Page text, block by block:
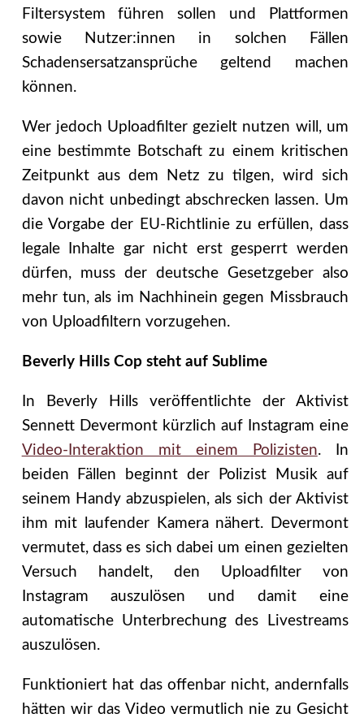
Filtersystem führen sollen und Plattformen
sowie Nutzer:innen in solchen Fällen
Schadensersatzansprüche geltend machen
können.
Wer jedoch Uploadfilter gezielt nutzen will, um
eine bestimmte Botschaft zu einem kritischen
Zeitpunkt aus dem Netz zu tilgen, wird sich
davon nicht unbedingt abschrecken lassen. Um
die Vorgabe der EU-Richtlinie zu erfüllen, dass
legale Inhalte gar nicht erst gesperrt werden
dürfen, muss der deutsche Gesetzgeber also
mehr tun, als im Nachhinein gegen Missbrauch
von Uploadfiltern vorzugehen.
Beverly Hills Cop steht auf Sublime
In Beverly Hills veröffentlichte der Aktivist
Sennett Devermont kürzlich auf Instagram eine
Video-Interaktion mit einem Polizisten. In
beiden Fällen beginnt der Polizist Musik auf
seinem Handy abzuspielen, als sich der Aktivist
ihm mit laufender Kamera nähert. Devermont
vermutet, dass es sich dabei um einen gezielten
Versuch handelt, den Uploadfilter von
Instagram auszulösen und damit eine
automatische Unterbrechung des Livestreams
auszulösen.
Funktioniert hat das offenbar nicht, andernfalls
hätten wir das Video vermutlich nie zu Gesicht